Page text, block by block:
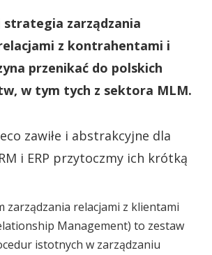
strategia zarządzania
z kontrahentami i
przenikać do polskich
w tym tych z sektora MLM.
zawiłe i abstrakcyjne dla
i ERP przytoczmy ich krótką
zarządzania relacjami z klientami
Management) to zestaw
istotnych w zarządzaniu